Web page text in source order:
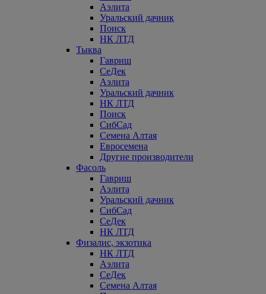
Аэлита
Уральский дачник
Поиск
НК ЛТД
Тыква
Гавриш
СеДек
Аэлита
Уральский дачник
НК ЛТД
Поиск
СибСад
Семена Алтая
Евросемена
Другие производители
Фасоль
Гавриш
Аэлита
Уральский дачник
СибСад
СеДек
НК ЛТД
Физалис, экзотика
НК ЛТД
Аэлита
СеДек
Семена Алтая